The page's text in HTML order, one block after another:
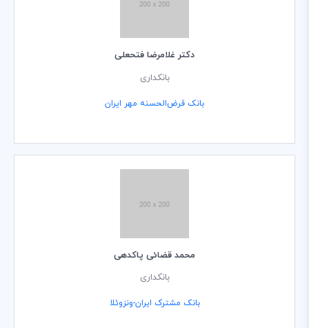
دکتر غلامرضا فتحعلی
بانکداری
بانک قرض‌الحسنه مهر ایران
محمد قضائی پاکدهی
بانکداری
بانک مشترک ایران-ونزوئلا